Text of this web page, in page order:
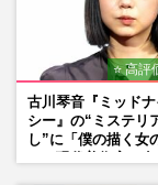
⭐ 高評
古川琴音『ミッド
シー』の“ミステリ
し”に「僕の描く女